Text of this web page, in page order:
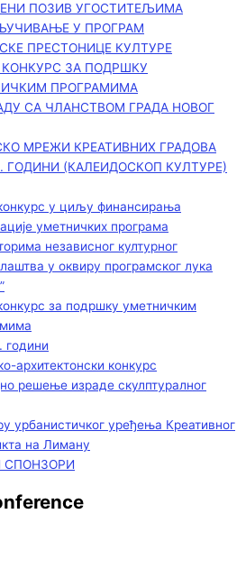
ПОЗИВ УГОСТИТЕЉИМА
У ПРОГРАМ
ПРЕСТОНИЦЕ КУЛТУРЕ
КОНКУРС ЗА ПОДРШКУ
ПРОГРАМИМА
СА ЧЛАНСТВОМ ГРАДА НОВОГ
МРЕЖИ КРЕАТИВНИХ ГРАДОВА
ГОДИНИ (КАЛЕИДОСКОП КУЛТУРЕ)
у циљу финансирања
уметничких програма
независног културног
у оквиру програмског лука
за подршку уметничким
години
архитектонски конкурс
решење израде скулптуралног
урбанистичког уређења Креативног
на Лиману
СПОНЗОРИ